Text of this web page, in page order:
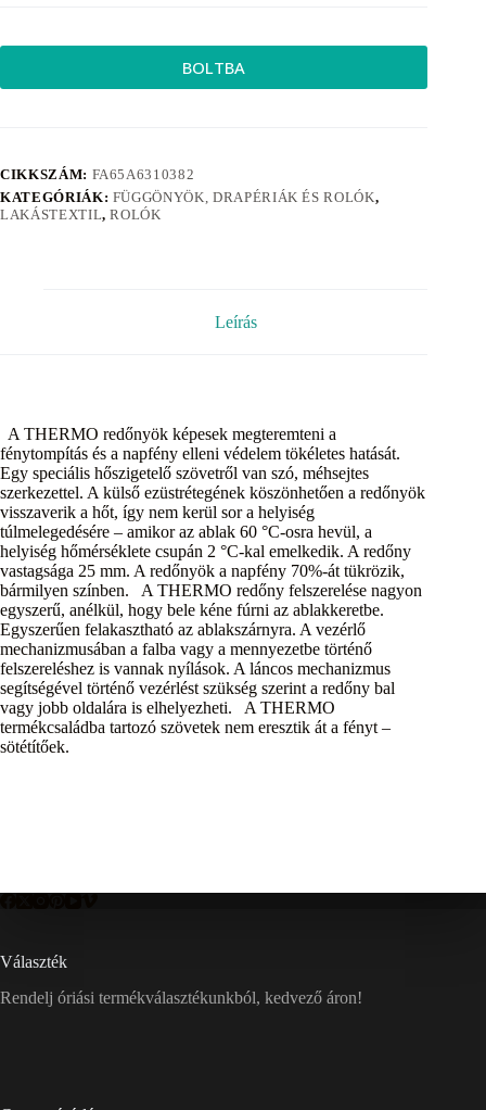
BOLTBA
CIKKSZÁM: FA65A6310382
KATEGÓRIÁK: FÜGGÖNYÖK, DRAPÉRIÁK ÉS ROLÓK,
LAKÁSTEXTIL,ROLÓK
Leírás
A THERMO redőnyök képesek megteremteni a
fénytompítás és a napfény elleni védelem tökéletes hatását.
Egy speciális hőszigetelő szövetről van szó, méhsejtes
szerkezettel. A külső ezüstrétegének köszönhetően a redőnyök
visszaverik a hőt, így nem kerül sor a helyiség
túlmelegedésére – amikor az ablak 60 °C-osra hevül, a
helyiség hőmérséklete csupán 2 °C-kal emelkedik. A redőny
vastagsága 25 mm. A redőnyök a napfény 70%-át tükrözik,
bármilyen színben. A THERMO redőny felszerelése nagyon
egyszerű, anélkül, hogy bele kéne fúrni az ablakkeretbe.
Egyszerűen felakasztható az ablakszárnyra. A vezérlő
mechanizmusában a falba vagy a mennyezetbe történő
felszereléshez is vannak nyílások. A láncos mechanizmus
segítségével történő vezérlést szükség szerint a redőny bal
vagy jobb oldalára is elhelyezheti. A THERMO
termékcsaládba tartozó szövetek nem eresztik át a fényt –
sötétítőek.
Választék
Rendelj óriási termékválasztékunkból, kedvező áron!